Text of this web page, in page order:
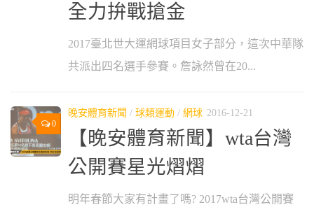
全力拚戰搶金
2017臺北世大運網球項目女子部分，這次中華隊
共派出四名選手參賽。詹詠然曾在20...
0
晚安體育新聞 / 球類運動 / 網球 2016-12-21
【晚安體育新聞】wta台灣
公開賽星光熠熠
明年春節大家有計畫了嗎? 2017wta台灣公開賽